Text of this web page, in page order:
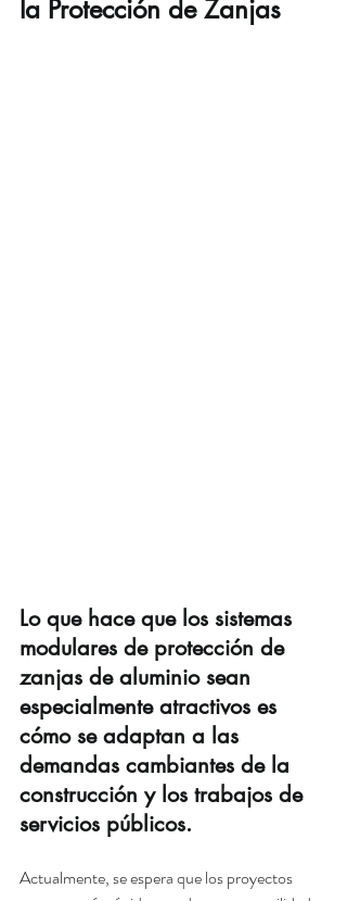
la Protección de Zanjas
Lo que hace que los sistemas
modulares de protección de
zanjas de aluminio sean
especialmente atractivos es
cómo se adaptan a las
demandas cambiantes de la
construcción y los trabajos de
servicios públicos.
Actualmente, se espera que los proyectos